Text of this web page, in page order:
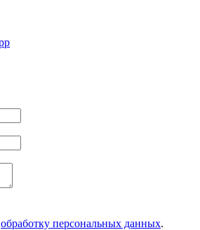
обработку персональных данных.